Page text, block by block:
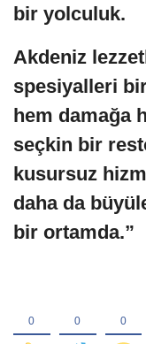
bir yolculuk.
Akdeniz
spesiyalleri
hem damağa
seçkin bir
kusursuz
daha da
bir ortamda.”